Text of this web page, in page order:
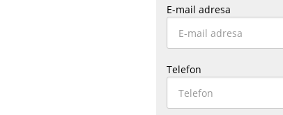
E-mail adresa
Telefon